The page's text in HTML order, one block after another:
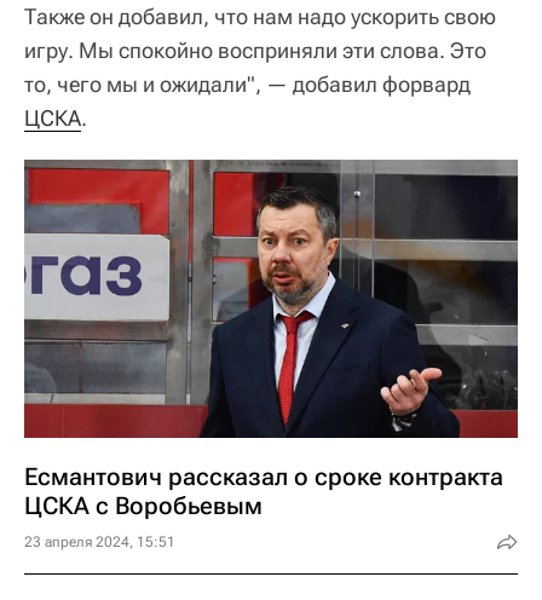
Также он добавил, что нам надо ускорить свою
игру. Мы спокойно восприняли эти слова. Это
то, чего мы и ожидали", — добавил форвард
ЦСКА.
Есмантович рассказал о сроке контракта
ЦСКА с Воробьевым
23 апреля 2024, 15:51